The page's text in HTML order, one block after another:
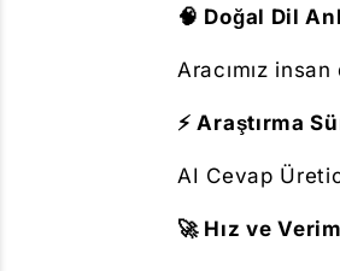
🧠 Doğal Dil
Aracımız
⚡ Araştırma
AI Cevap
🚀 Hız ve